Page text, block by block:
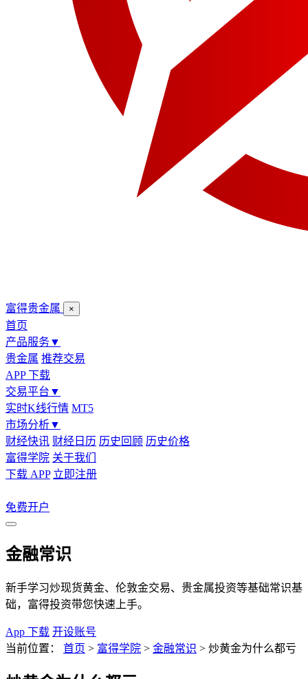
富得贵金属 ×
首页
产品服务▼
贵金属 推荐交易
APP 下载
交易平台 ▼
实时K线行情 MT5
市场分析▼
财经快讯 财经日历 历史回顾 历史价格
富得学院 关于我们
下载 APP 立即注册
免费开户
金融常识
新手学习炒现货黄金、伦敦金交易、贵金属投资等基础常识基
础，富得投资带您快速上手。
App 下载 开设账号
当前位置：
首页 > 富得学院 > 金融常识 > 炒黄金为什么都亏